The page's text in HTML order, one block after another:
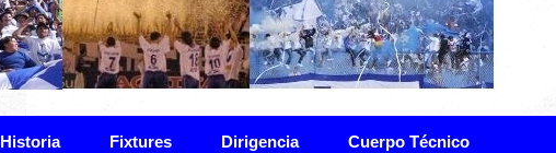
Historia Fixtures Dirigencia Cuerpo Técnico